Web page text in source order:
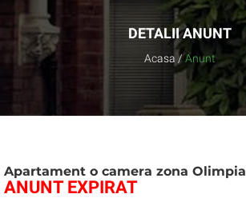
DETALII ANUNT
Acasa / Anunt
Apartament o camera zona Olimpia
ANUNT EXPIRAT